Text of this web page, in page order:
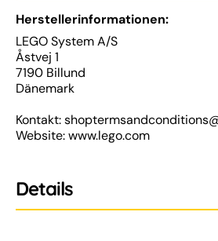
Details
Herstellerinformationen:
LEGO System A/S
Åstvej 1
7190 Billund
Dänemark
Kontakt:
Website: www.lego.com